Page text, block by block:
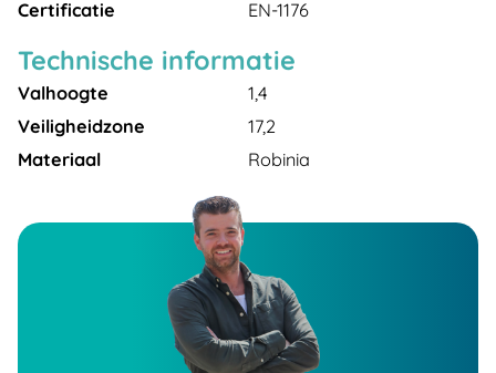
Certificatie
EN-1176
Technische informatie
Valhoogte
1,4
Veiligheidzone
17,2
Materiaal
Robinia